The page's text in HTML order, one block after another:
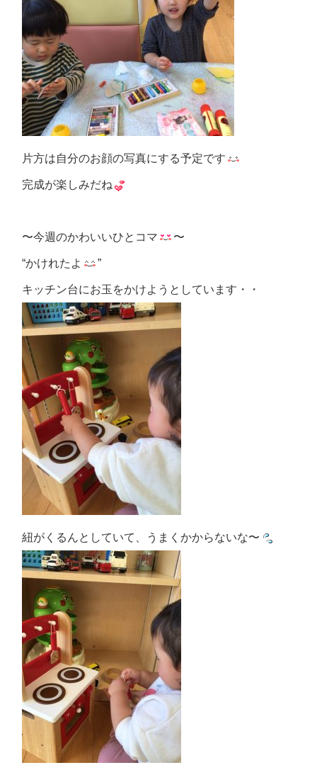
片方は自分のお顔の写真にする予定です
完成が楽しみだね
〜今週のかわいいひとコマ 〜
“かけれたよ ”
キッチン台にお玉をかけようとしています・・
紐がくるんとしていて、うまくかからないな〜